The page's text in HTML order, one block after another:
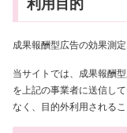
利用目的
成果報酬型広告の効果測
当サイトでは、成果報酬
を上記の事業者に送信し
なく、目的外利用されるこ